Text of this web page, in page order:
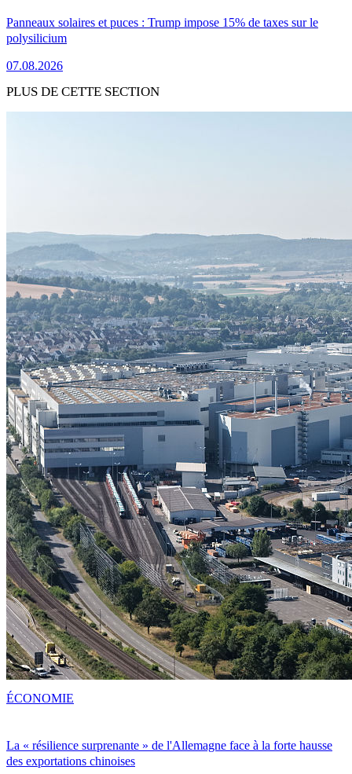
Panneaux solaires et puces : Trump impose 15% de taxes sur le
polysilicium
07.08.2026
PLUS DE CETTE SECTION
La « résilience surprenante » de l'Allemagne face à la forte hausse
des exportations chinoises
ÉCONOMIE